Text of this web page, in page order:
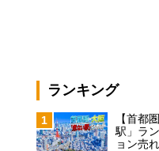
ランキング
1
【首都
駅」ラ
ョン売